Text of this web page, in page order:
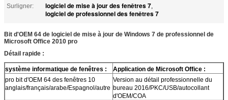
Surligner: logiciel de mise à jour des fenêtres 7,
logiciel de professionnel des fenêtres 7
Bit d'OEM 64 de logiciel de mise à jour de Windows 7 de professionnel de
Microsoft Office 2010 pro
Détail rapide :
système informatique de fenêtres :
Application de Microsoft Office :
pro bit d'OEM 64 des fenêtres 10
anglais/français/arabe/Espagnol/autre
Version au détail professionnelle du
bureau 2016/PKC/USB/autocollant
d'OEM/COA